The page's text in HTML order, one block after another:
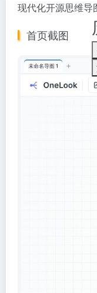
现代化开源思维导
首页截图